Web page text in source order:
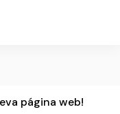
página web!